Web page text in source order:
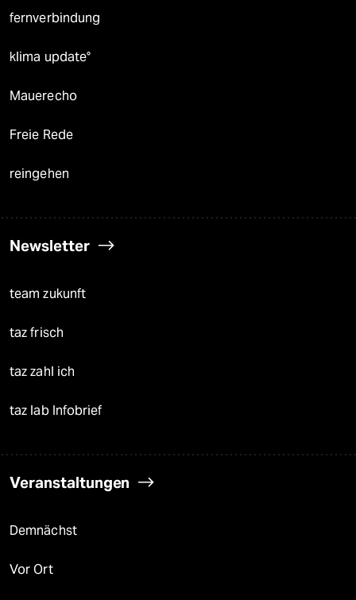
fernverbindung
klima update°
Mauerecho
Freie Rede
reingehen
Newsletter
team zukunft
taz frisch
taz zahl ich
taz lab Infobrief
Veranstaltungen
Demnächst
Vor Ort